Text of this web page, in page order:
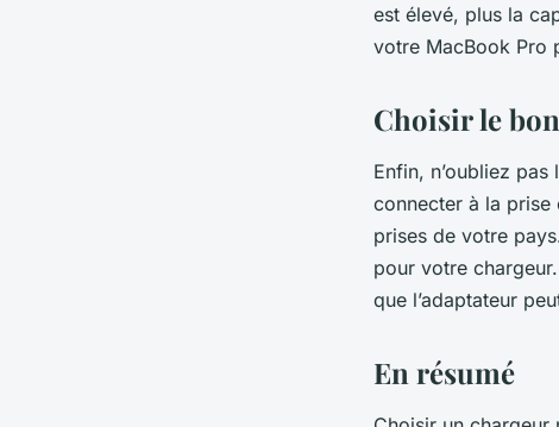
est élevé, plus la
votre MacBook Pro
Choisir le
Enfin, n’oubliez
connecter à la
prises de votre
pour votre
que l’adaptateur
En résumé